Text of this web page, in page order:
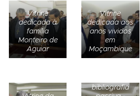
Vitrine
dedicada à
família
Monteiro de
Aguiar
Vitrine
dedicada aos
anos vividos
em
Moçambique
bibliografia